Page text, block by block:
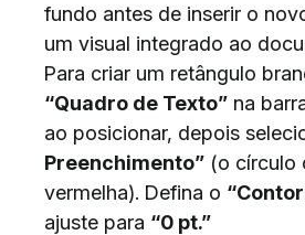
fundo antes de inserir o
um visual integrado ao
Para criar um retângulo
“Quadro de Texto” na
ao posicionar, depois
Preenchimento” (o círculo
vermelha). Defina o
ajuste para “0 pt.”